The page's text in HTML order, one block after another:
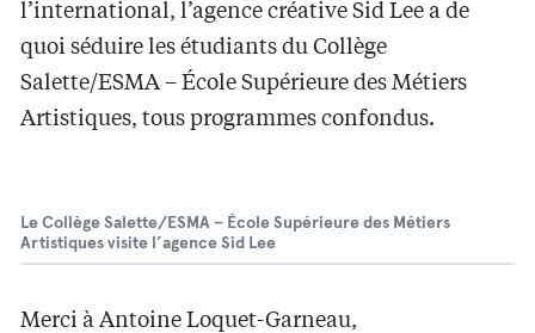
l’international, l’agence créative Sid Lee a de
quoi séduire les étudiants du Collège
Salette/ESMA – École Supérieure des Métiers
Artistiques, tous programmes confondus.
Le Collège Salette/ESMA – École Supérieure des Métiers
Artistiques visite l’agence Sid Lee
Merci à Antoine Loquet-Garneau,